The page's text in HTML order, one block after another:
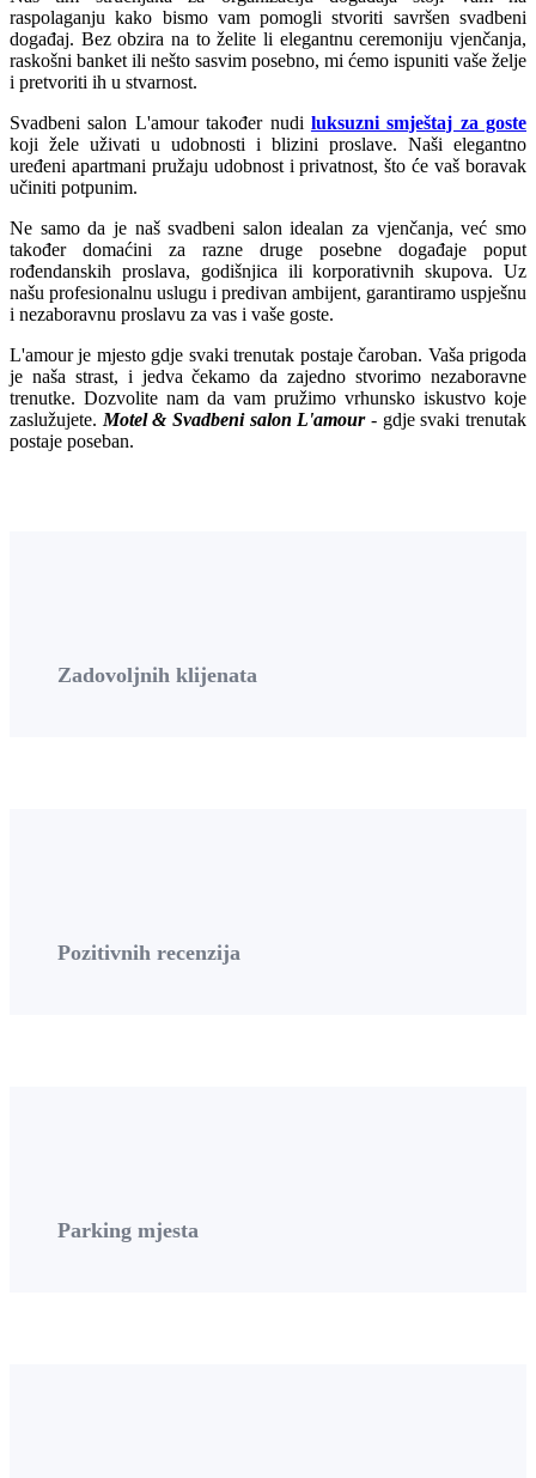
raspolaganju kako bismo vam pomogli stvoriti savršen svadbeni
događaj. Bez obzira na to želite li elegantnu ceremoniju vjenčanja,
raskošni banket ili nešto sasvim posebno, mi ćemo ispuniti vaše želje
i pretvoriti ih u stvarnost.
Svadbeni salon L'amour također nudi luksuzni smještaj za goste
koji žele uživati u udobnosti i blizini proslave. Naši elegantno
uređeni apartmani pružaju udobnost i privatnost, što će vaš boravak
učiniti potpunim.
Ne samo da je naš svadbeni salon idealan za vjenčanja, već smo
također domaćini za razne druge posebne događaje poput
rođendanskih proslava, godišnjica ili korporativnih skupova. Uz
našu profesionalnu uslugu i predivan ambijent, garantiramo uspješnu
i nezaboravnu proslavu za vas i vaše goste.
L'amour je mjesto gdje svaki trenutak postaje čaroban. Vaša prigoda
je naša strast, i jedva čekamo da zajedno stvorimo nezaboravne
trenutke. Dozvolite nam da vam pružimo vrhunsko iskustvo koje
zaslužujete. Motel & Svadbeni salon L'amour- gdje svaki trenutak
postaje poseban.
Zadovoljnih klijenata
Pozitivnih recenzija
Parking mjesta